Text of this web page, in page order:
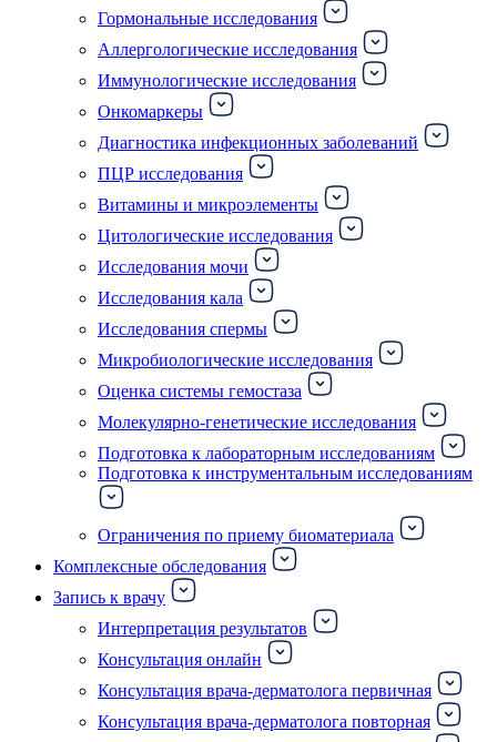
Гормональные исследования
Аллергологические исследования
Иммунологические исследования
Онкомаркеры
Диагностика инфекционных заболеваний
ПЦР исследования
Витамины и микроэлементы
Цитологические исследования
Исследования мочи
Исследования кала
Исследования спермы
Микробиологические исследования
Оценка системы гемостаза
Молекулярно-генетические исследования
Подготовка к лабораторным исследованиям
Подготовка к инструментальным исследованиям
Ограничения по приему биоматериала
Комплексные обследования
Запись к врачу
Интерпретация результатов
Консультация онлайн
Консультация врача-дерматолога первичная
Консультация врача-дерматолога повторная